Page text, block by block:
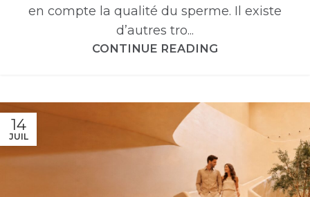
en compte la qualité du sperme. Il existe
d’autres tro...
CONTINUE READING
14
JUIL